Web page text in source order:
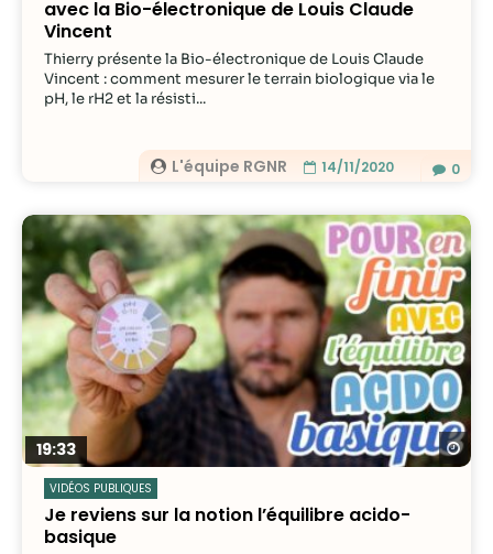
avec la Bio-électronique de Louis Claude
Vincent
L'équipe RGNR 14/11/2020
Thierry présente la Bio-électronique de Louis Claude
Vincent : comment mesurer le terrain biologique via le
pH, le rH2 et la résisti...
0
19:33
VIDÉOS PUBLIQUES
Je reviens sur la notion l’équilibre acido-
basique